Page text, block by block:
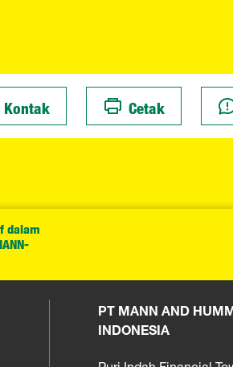
Kontak Cetak
dalam
PT MANN AND
INDONESIA